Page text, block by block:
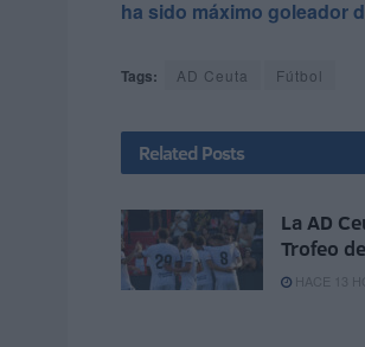
ha sido máximo goleador
Tags: AD Ceuta Fútbol
Related Posts
La AD
Trofeo
HACE 13